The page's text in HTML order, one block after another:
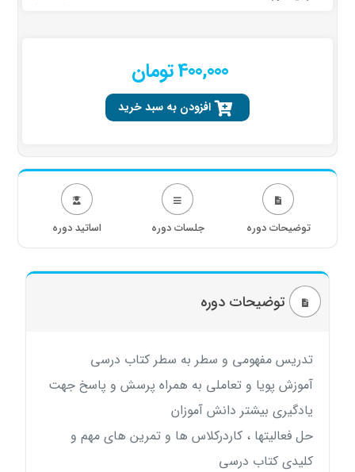
400,000 تومان
افزودن به سبد خرید
توضیحات دوره جلسات دوره اساتید دوره
توضیحات دوره
تدریس مفهومی و سطر به سطر کتاب درسی
آموزش پویا و تعاملی به همراه پرسش و پاسخ جهت
یادگیری بیشتر دانش آموزان
حل فعالیتها ، کاردرکلاس ها و تمرین های مهم و
کلیدی کتاب درسی